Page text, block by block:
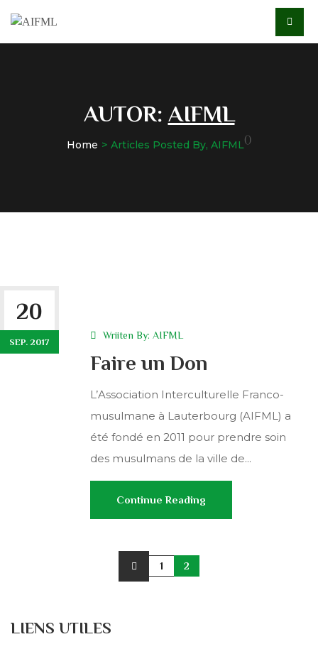
AUTOR: AIFML
Home Articles Posted By, AIFML()
20
SEP. 2017
Wriiten By: AIFML
Faire un Don
L’Association Interculturelle Franco-
musulmane à Lauterbourg (AIFML) a
été fondé en 2011 pour prendre soin
des musulmans de la ville de...
Continue Reading
1 2
LIENS UTILES